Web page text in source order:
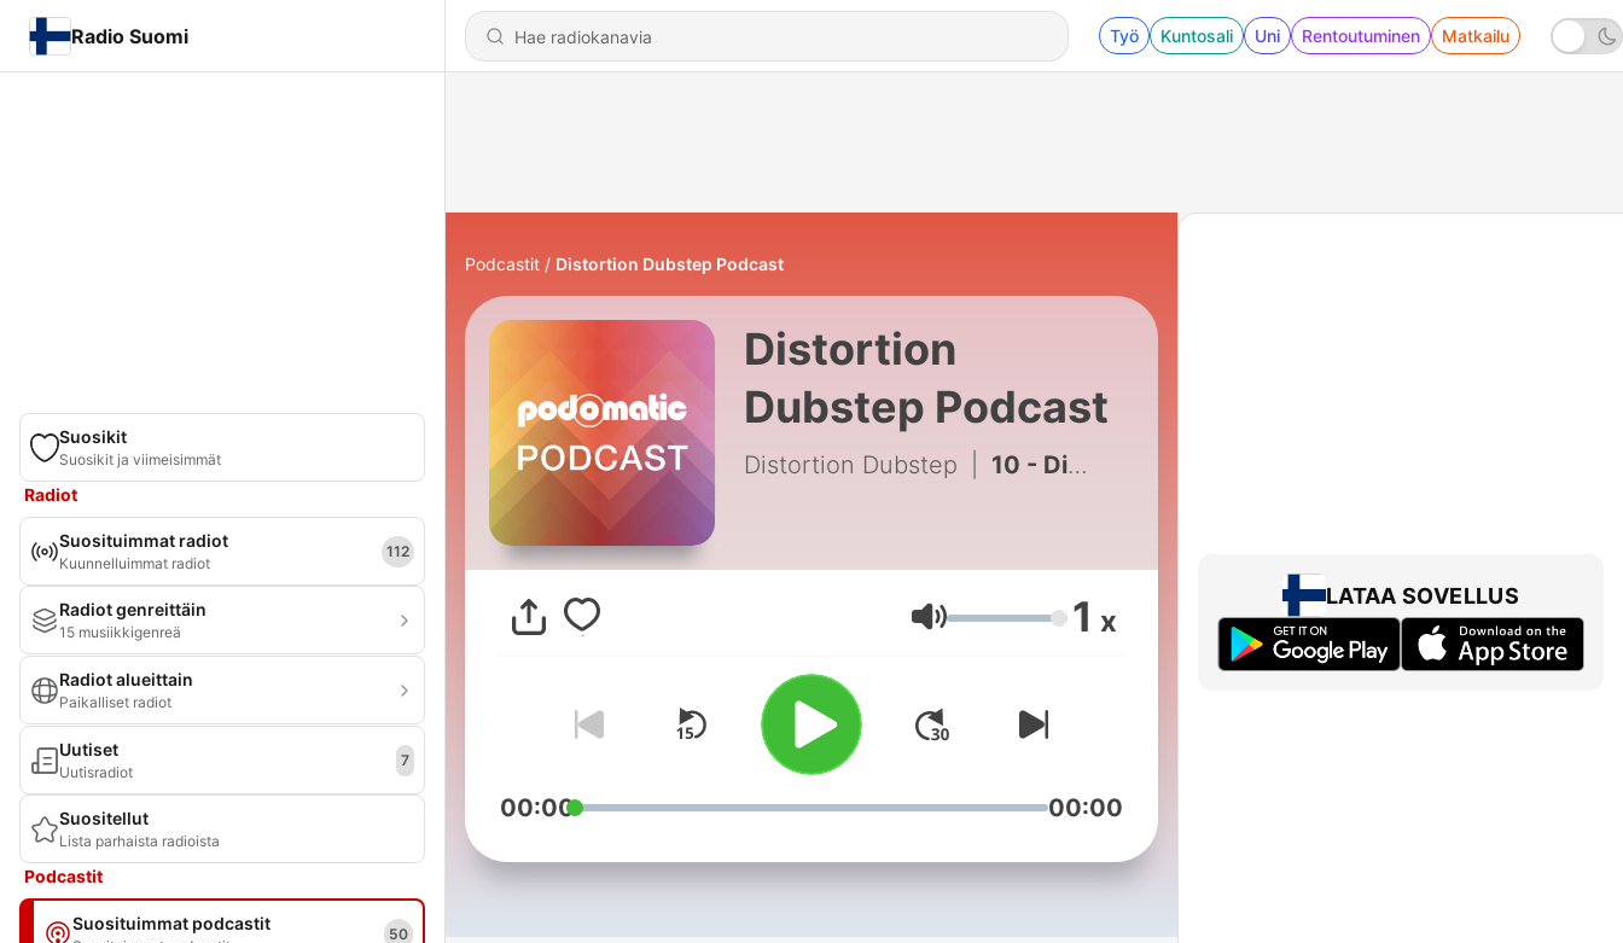
Radio Suomi Työ Kuntosali Uni Rentoutuminen Matkailu
Suosikit
Suosikit ja viimeisimmät
Radiot
Suosituimmat radiot
Kuunnelluimmat radiot
112
Radiot genreittäin
15 musiikkigenreä
Radiot alueittain
Paikalliset radiot
Uutiset
Uutisradiot
7
Suositellut
Lista parhaista radioista
Podcastit
Suosituimmat podcastit 50
Podcastit Distortion Dubstep Podcast
Distortion
Dubstep Podcast
Distortion Dubstep 10 - Distortion Dubstep Show 37
Äänenvoimakkuus
1 x
00:00 00:00
LATAA SOVELLUS